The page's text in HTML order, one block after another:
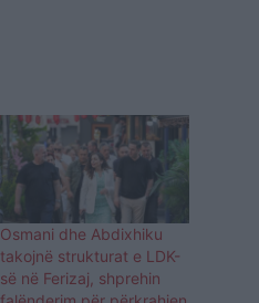
Osmani dhe Abdixhiku
takojnë strukturat e LDK-
së në Ferizaj, shprehin